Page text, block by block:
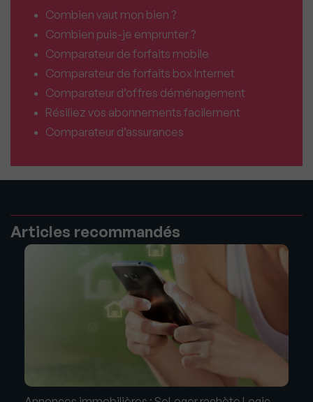
Combien vaut mon bien ?
Combien puis-je emprunter ?
Comparateur de forfaits mobile
Comparateur de forfaits box Internet
Comparateur d’offres déménagement
Résiliez vos abonnements facilement
Comparateur d’assurances
Articles recommandés